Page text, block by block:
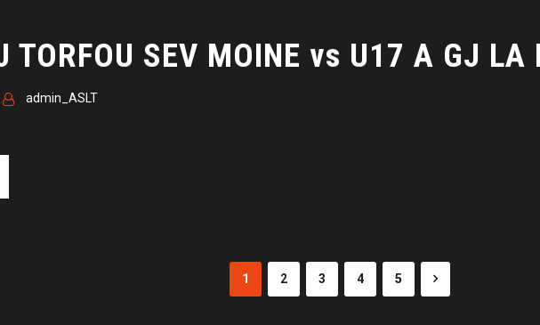
TORFOU SEV MOINE vs U17 A GJ LA
admin_ASLT
1 2 3 4 5